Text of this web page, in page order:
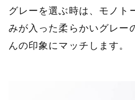
グレーを選ぶ時は、モノト
みが入った柔らかいグレー
んの印象にマッチします。